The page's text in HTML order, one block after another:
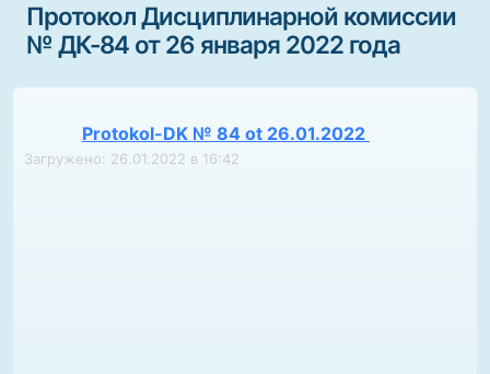
Протокол Дисциплинарной комиссии
№ ДК-84 от 26 января 2022 года
Protokol-DK № 84 ot 26.01.2022
Загружено: 26.01.2022 в 16:42